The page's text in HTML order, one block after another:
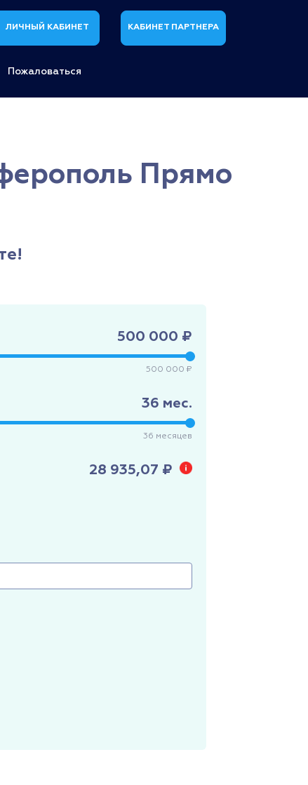
ЛИЧНЫЙ КАБИНЕТ КАБИНЕТ ПАРТНЕРА
Пожаловаться
Прямо
500 000 ₽
500 000 ₽
36 мес.
36 месяцев
28 935,07 ₽